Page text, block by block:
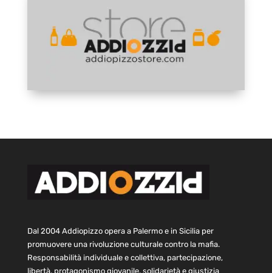
Dal 2004 Addiopizzo opera a Palermo e in Sicilia per
promuovere una rivoluzione culturale contro la mafia.
Responsabilità individuale e collettiva, partecipazione,
libertà, protagonismo giovanile, solidarietà e giustizia